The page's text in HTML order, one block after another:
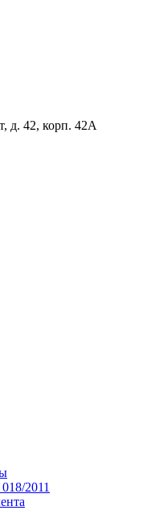
д. 42, корп. 42А
2011